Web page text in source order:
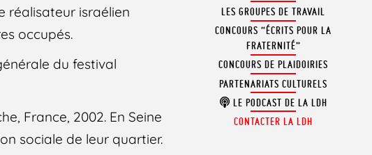
réalisateur israélien
occupés.
du festival
France, 2002. En Seine
sociale de leur quartier.
LES GROUPES DE TRAVAIL
CONCOURS “ÉCRITS POUR LA
FRATERNITÉ”
CONCOURS DE PLAIDOIRIES
PARTENARIATS CULTURELS
LE PODCAST DE LA LDH
CONTACTER LA LDH